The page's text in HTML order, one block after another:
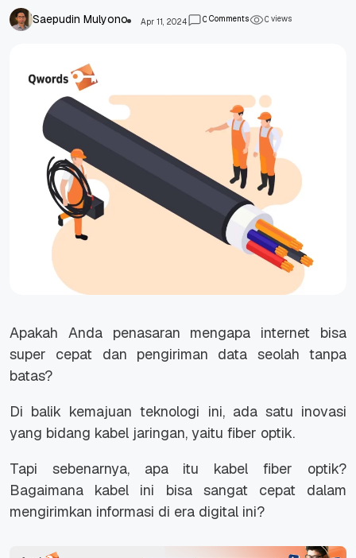
Saepudin Mulyono Apr 11, 2024 0Comments 0views
Apakah Anda penasaran mengapa internet bisa
super cepat dan pengiriman data seolah tanpa
batas?
Di balik kemajuan teknologi ini, ada satu inovasi
yang bidang kabel jaringan, yaitu fiber optik.
Tapi sebenarnya, apa itu kabel fiber optik?
Bagaimana kabel ini bisa sangat cepat dalam
mengirimkan informasi di era digital ini?